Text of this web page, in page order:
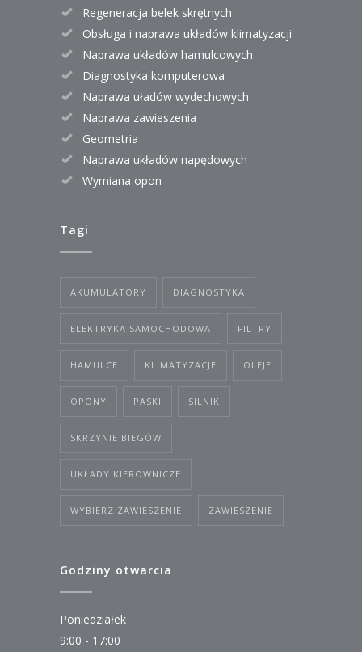
Regeneracja belek skrętnych
Obsługa i naprawa układów klimatyzacji
Naprawa układów hamulcowych
Diagnostyka komputerowa
Naprawa uładów wydechowych
Naprawa zawieszenia
Geometria
Naprawa układów napędowych
Wymiana opon
Tagi
AKUMULATORY DIAGNOSTYKA
ELEKTRYKA SAMOCHODOWA FILTRY
HAMULCE KLIMATYZACJE OLEJE
OPONY PASKI SILNIK
SKRZYNIE BIEGÓW
UKŁADY KIEROWNICZE
WYBIERZ ZAWIESZENIE ZAWIESZENIE
Godziny otwarcia
Poniedziałek
9:00 - 17:00